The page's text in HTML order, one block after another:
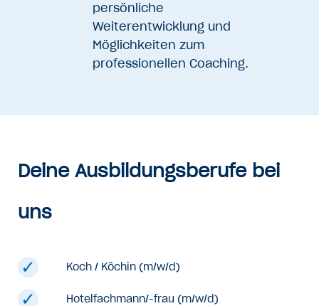
Deine Ausbildungsberufe bei
uns
Koch / Köchin (m/w/d)
Hotelfachmann/-frau (m/w/d)
persönliche
Weiterentwicklung und
Möglichkeiten zum
professionellen Coaching.